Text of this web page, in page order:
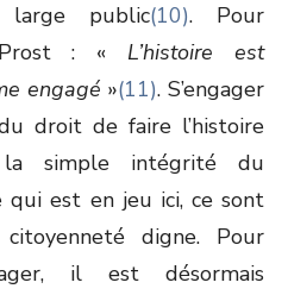
large public(10). Pour
Prost : « L’histoire est
engagé »(11). S’engager
droit de faire l’histoire
la simple intégrité du
qui est en jeu ici, ce sont
digne. Pour
il est désormais